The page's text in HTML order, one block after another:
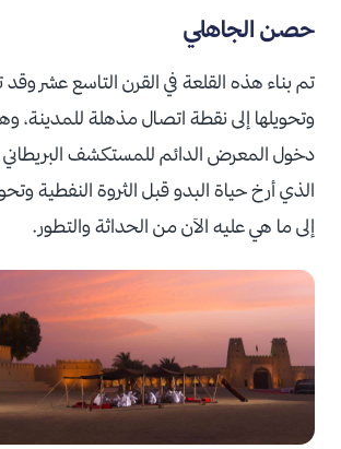
حصن الجاهلي
تم بناء هذه القلعة في القرن التاسع عشر
وتحويلها إلى نقطة اتصال مذهلة للمدينة،
دخول المعرض الدائم للمستكشف البريطاني
الذي أرخ حياة البدو قبل الثروة النفطية
إلى ما هي عليه الآن من الحداثة والتطور.